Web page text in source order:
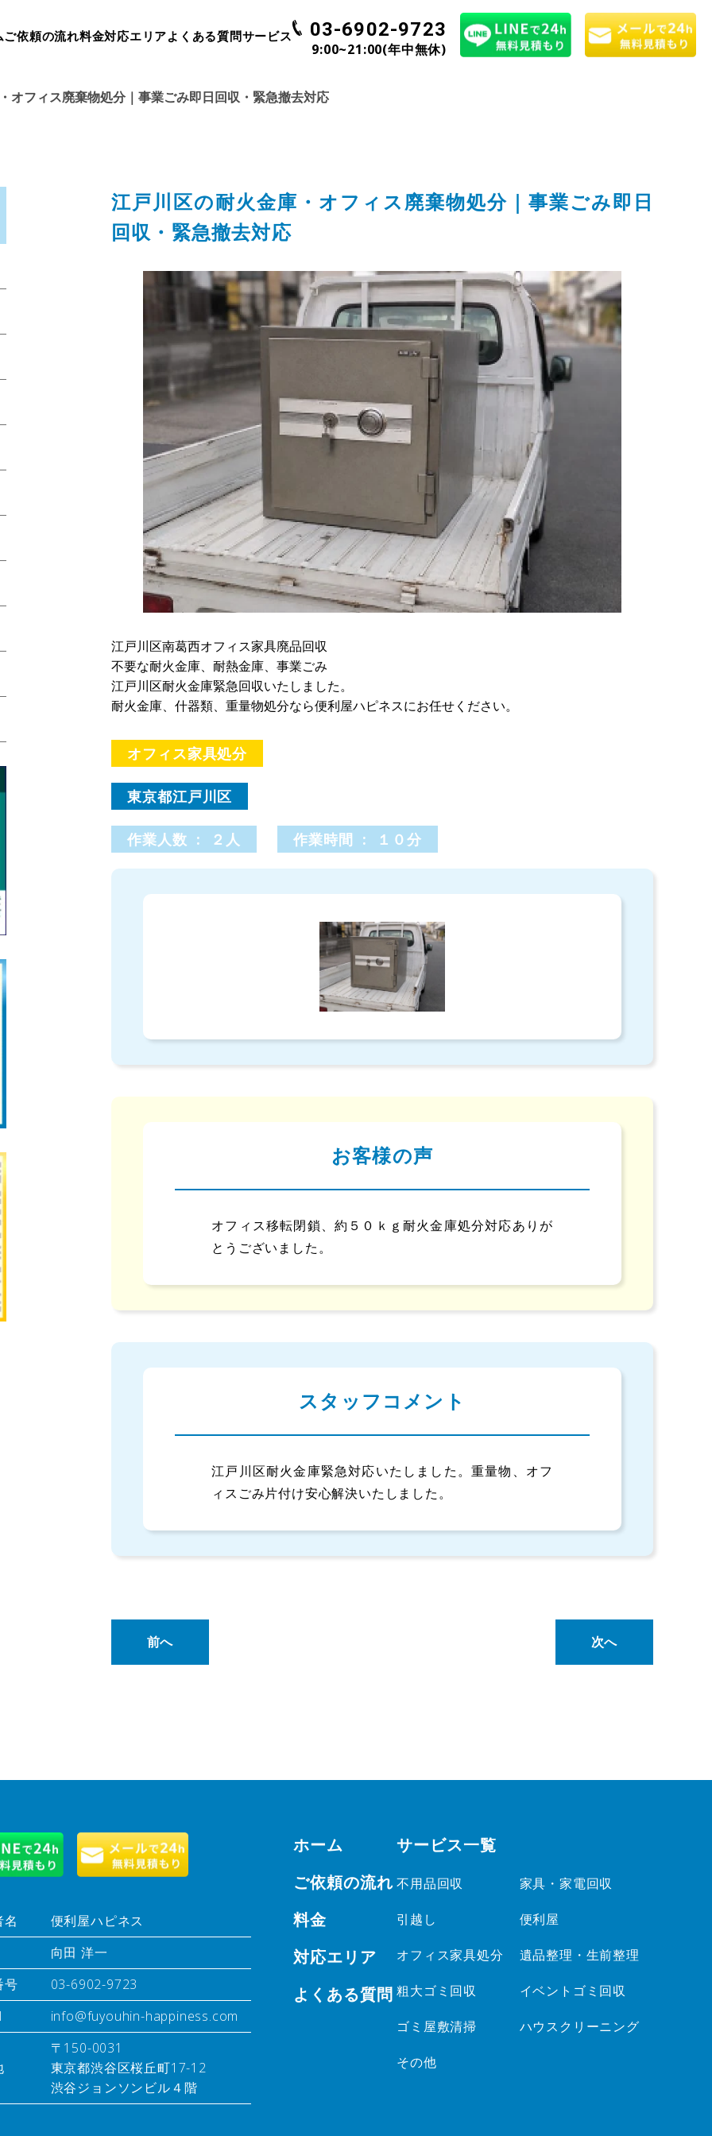
ご依頼の流れ料金対応エリアよくある質問サービス 03-6902-9723
9:00~21:00(年中無休)
オフィス廃棄物処分｜事業ごみ即日回収・緊急撤去対応
江戸川区の耐火金庫・オフィス廃棄物処分｜事業ごみ即日
回収・緊急撤去対応
江戸川区南葛西オフィス家具廃品回収
不要な耐火金庫、耐熱金庫、事業ごみ
江戸川区耐火金庫緊急回収いたしました。
耐火金庫、什器類、重量物処分なら便利屋ハピネスにお任せください。
オフィス家具処分
東京都江戸川区
作業人数 : ２人 作業時間 : １０分
お客様の声
オフィス移転閉鎖、約５０ｋｇ耐火金庫処分対応ありが
とうございました。
スタッフコメント
江戸川区耐火金庫緊急対応いたしました。重量物、オフ
ィスごみ片付け安心解決いたしました。
前へ 次へ
名
便利屋ハピネス
向田 洋一
号
03-6902-9723
info@fuyouhin-happiness.com
〒150-0031
東京都渋谷区桜丘町17-12
渋谷ジョンソンビル４階
ホーム
ご依頼の流れ
料金
対応エリア
よくある質問
サービス一覧
不用品回収 家具・家電回収
引越し 便利屋
オフィス家具処分 遺品整理・生前整理
粗大ゴミ回収 イベントゴミ回収
ゴミ屋敷清掃 ハウスクリーニング
その他